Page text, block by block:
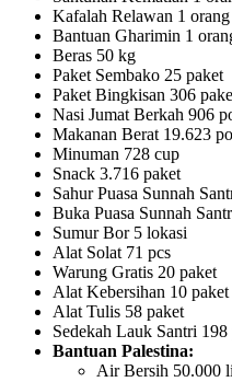
Kafalah Relawan 1 orang
Bantuan Gharimin 1
Beras 50 kg
Paket Sembako 25 paket
Paket Bingkisan 306
Nasi Jumat Berkah 906
Makanan Berat 19.623
Minuman 728 cup
Snack 3.716 paket
Sahur Puasa Sunnah
Buka Puasa Sunnah
Sumur Bor 5 lokasi
Alat Solat 71 pcs
Warung Gratis 20 paket
Alat Kebersihan 10 paket
Alat Tulis 58 paket
Sedekah Lauk Santri 198
Bantuan Palestina:
Air Bersih 50.000